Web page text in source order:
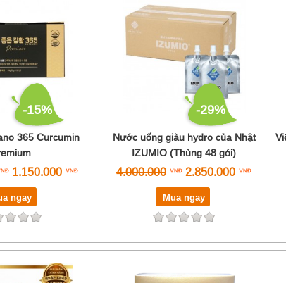
-15%
365 Curcumin
1.150.000
ngay
-29%
Nước uống giàu hydro của Nhật
IZUMIO (Thùng 48 gói)
4.000.000 2.850.000
Mua ngay